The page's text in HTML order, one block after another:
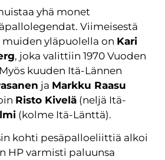
yhä monet
Viimeisestä
yläpuolella on Kari
, joka valittiin 1970 Vuoden
kuuden Itä-Lännen
ja Markku Raasu
Risto Kivelä (neljä Itä-
(kolme Itä-Länttä).
kohti pesäpalloeliittiä alkoi
HP varmisti paluunsa